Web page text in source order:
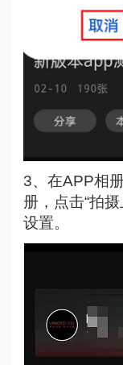
3、在APP相
册，点击“拍
设置。